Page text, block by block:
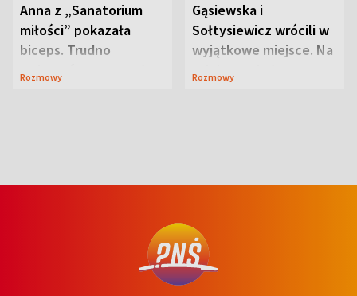
Anna z „Sanatorium
miłości” pokazała
biceps. Trudno
uwierzyć, co przeszła
Rozmowy
Gąsiewska i
Sołtysiewicz wrócili w
wyjątkowe miejsce. Na
szlaku czekał
Rozmowy